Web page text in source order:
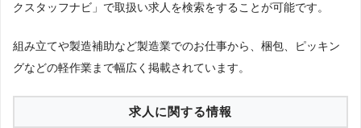
クスタッフナビ」で取扱い求人を検索をすることが可能です。
組み立てや製造補助など製造業でのお仕事から、梱包、ピッキン
グなどの軽作業まで幅広く掲載されています。
求人に関する情報